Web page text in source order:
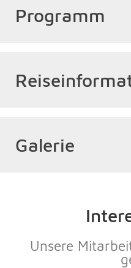
Programm
Galerie
Unsere